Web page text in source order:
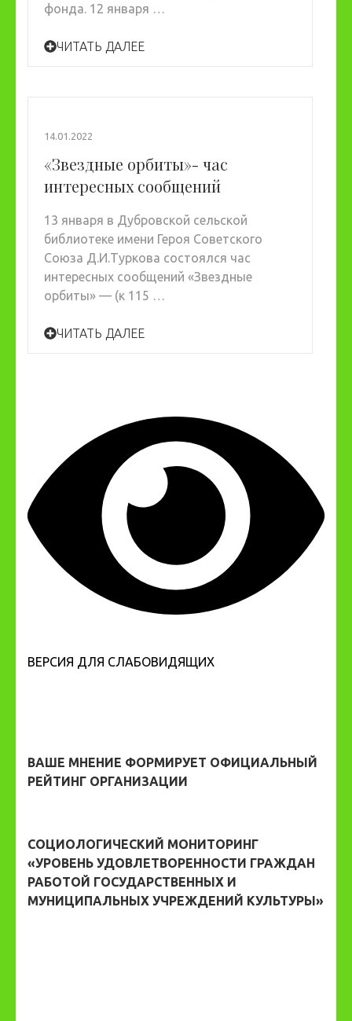
фонда. 12 января …
ЧИТАТЬ ДАЛЕЕ
14.01.2022
«Звездные орбиты»- час
интересных сообщений
13 января в Дубровской сельской
библиотеке имени Героя Советского
Союза Д.И.Туркова состоялся час
интересных сообщений «Звездные
орбиты» — (к 115 …
ЧИТАТЬ ДАЛЕЕ
ВЕРСИЯ ДЛЯ СЛАБОВИДЯЩИХ
ВАШЕ МНЕНИЕ ФОРМИРУЕТ ОФИЦИАЛЬНЫЙ
РЕЙТИНГ ОРГАНИЗАЦИИ
СОЦИОЛОГИЧЕСКИЙ МОНИТОРИНГ
«УРОВЕНЬ УДОВЛЕТВОРЕННОСТИ ГРАЖДАН
РАБОТОЙ ГОСУДАРСТВЕННЫХ И
МУНИЦИПАЛЬНЫХ УЧРЕЖДЕНИЙ КУЛЬТУРЫ»